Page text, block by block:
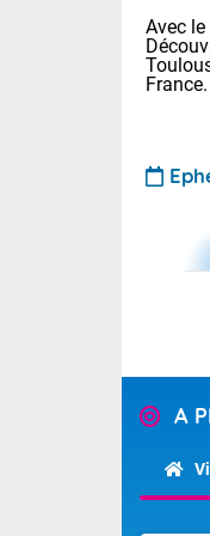
Avec
France.
A